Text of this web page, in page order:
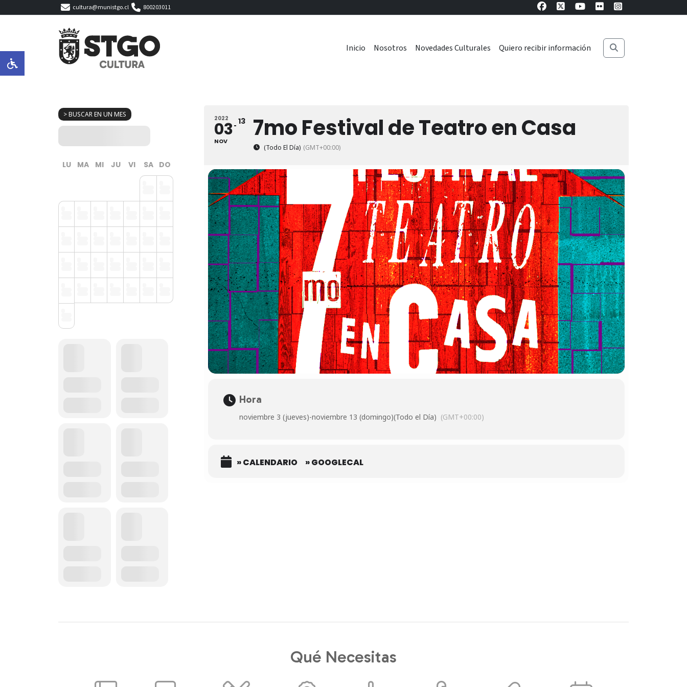
cultura@munistgo.cl 800203011
Inicio Nosotros Novedades Culturales Quiero recibir información
> BUSCAR EN UN MES
LU MA MI JU VI SA DO
2022
03
NOV
13 7mo Festival de Teatro en Casa
(Todo El Día) (GMT+00:00)
Hora
noviembre 3 (jueves)-noviembre 13 (domingo)(Todo el Día) (GMT+00:00)
» CALENDARIO » GOOGLECAL
Qué Necesitas